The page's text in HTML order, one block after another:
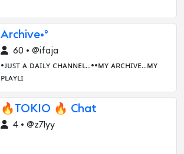
Archive•°
60 • @ifaja
•ᴊᴜꜱᴛ ᴀ ᴅᴀɪʟʏ ᴄʜᴀɴɴᴇʟ...••ᴍʏ ᴀʀᴄʜɪᴠᴇ...ᴍʏ
ᴘʟᴀʏʟɪ
🔥TOKIO 🔥 Chat
4 • @z71yy